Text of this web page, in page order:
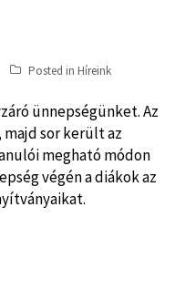
Posted in Híreink
ünnepségünket. Az
sor került az
megható módon
végén a diákok az